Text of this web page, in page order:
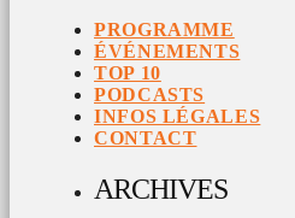
PROGRAMME
ÉVÉNEMENTS
TOP 10
PODCASTS
INFOS LÉGALES
CONTACT
ARCHIVES